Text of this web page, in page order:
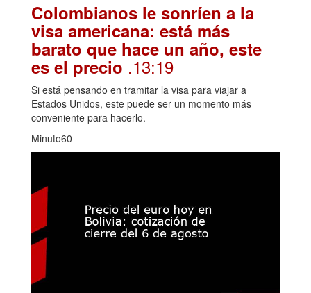
Colombianos le sonríen a la
visa americana: está más
barato que hace un año, este
es el precio .13:19
Si está pensando en tramitar la visa para viajar a
Estados Unidos, este puede ser un momento más
conveniente para hacerlo.
Minuto60